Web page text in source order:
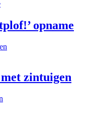
opname
zintuigen